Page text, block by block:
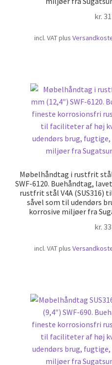
kr.
incl. VATplus
Møbelhåndtag i rustfrit stål
SWF-6120. Buehåndtag,
rustfrit stål V4A
såvel som til udendørs
korrosive miljøer fra
kr.
incl. VATplus